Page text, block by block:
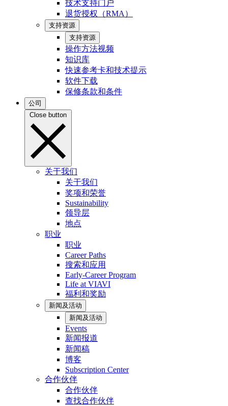
技术支持门户
退货授权（RMA）
支持资源
支持资源
操作方法视频
知识库
快速参考卡和技术提示
软件下载
保修条款和条件
公司
Close button
关于我们
关于我们
奖项和荣誉
Sustainability
领导层
地点
职业
职业
Career Paths
搜索和应用
Early-Career Program
Life at VIAVI
福利和奖励
新闻及活动
新闻及活动
Events
新闻报道
新闻稿
博客
Subscription Center
合作伙伴
合作伙伴
查找合作伙伴